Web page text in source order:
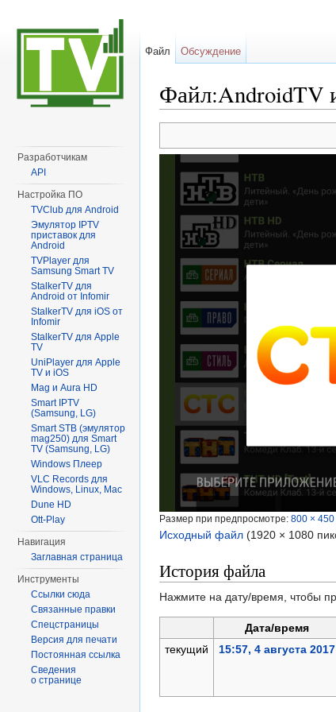
Файл:AndroidTV
Размер при предпросмотре: 800 × 450
Исходный файл (1920 × 1080
История файла
Нажмите на дату/время, чтобы
Дата/время
текущий
15:57, 4 августа 2017
Файл Обсуждение
Разработчикам
API
Настройка ПО
TVClub для Android
Эмулятор IPTV
приставок для
Android
TVPlayer для
Samsung Smart TV
StalkerTV для
Android от Infomir
StalkerTV для iOS от
Infomir
StalkerTV для Apple
TV
UniPlayer для Apple
TV и iOS
Mag и Aura HD
Smart IPTV
(Samsung, LG)
Smart STB (эмулятор
mag250) для Smart
TV (Samsung, LG)
Windows Плеер
VLC Records для
Windows, Linux, Mac
Dune HD
Ott-Play
Навигация
Заглавная страница
Инструменты
Ссылки сюда
Связанные правки
Спецстраницы
Версия для печати
Постоянная ссылка
Сведения
о странице